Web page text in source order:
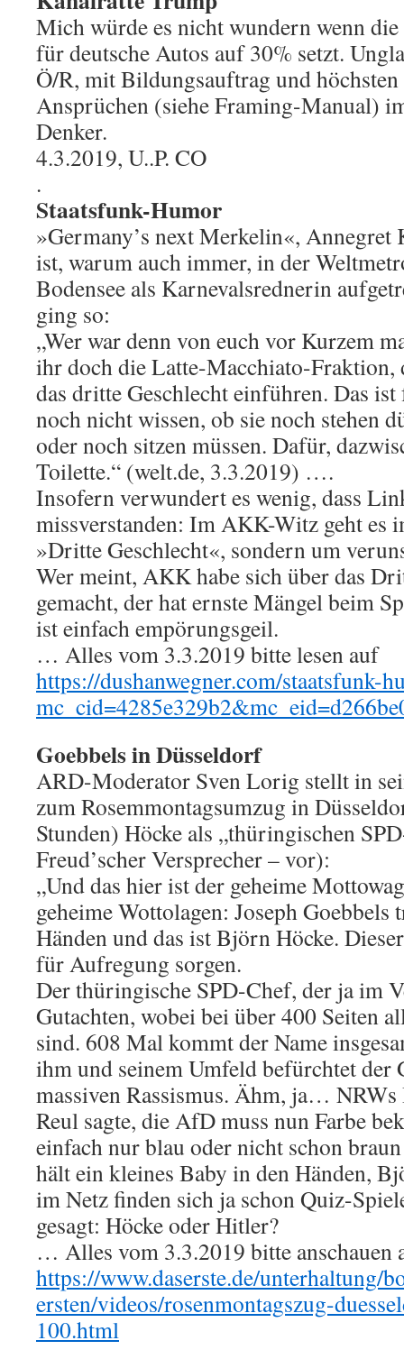
Mich würde es nicht wundern wenn
für deutsche Autos auf 30% setzt.
Ö/R, mit Bildungsauftrag und
Ansprüchen (siehe Framing-Manual)
Denker.
4.3.2019, U..P. CO
.
Staatsfunk-Humor
»Germany’s next Merkelin«,
ist, warum auch immer, in der
Bodensee als Karnevalsrednerin
ging so:
„Wer war denn von euch vor Kurzem
ihr doch die Latte-Macchiato-
das dritte Geschlecht einführen. Das
noch nicht wissen, ob sie noch stehen
oder noch sitzen müssen. Dafür,
Toilette.“ (welt.de, 3.3.2019) ….
Insofern verwundert es wenig, dass
missverstanden: Im AKK-Witz geht es
»Dritte Geschlecht«, sondern um
Wer meint, AKK habe sich über das
gemacht, der hat ernste Mängel beim
ist einfach empörungsgeil.
… Alles vom 3.3.2019 bitte lesen auf
https://dushanwegner.com/staatsfunk-
Goebbels in Düsseldorf
ARD-Moderator Sven Lorig stellt in
zum Rosemmontagsumzug in
Stunden) Höcke als „thüringischen
Freud’scher Versprecher – vor):
„Und das hier ist der geheime
geheime Wottolagen: Joseph Goebbels
Händen und das ist Björn Höcke.
für Aufregung sorgen.
Der thüringische SPD-Chef, der ja im
Gutachten, wobei bei über 400 Seiten
sind. 608 Mal kommt der Name
ihm und seinem Umfeld befürchtet der
massiven Rassismus. Ähm, ja…
Reul sagte, die AfD muss nun Farbe
einfach nur blau oder nicht schon
hält ein kleines Baby in den Händen,
im Netz finden sich ja schon Quiz-
gesagt: Höcke oder Hitler?
… Alles vom 3.3.2019 bitte anschauen
https://www.daserste.de/unterhaltung/
ersten/videos/rosenmontagszug-
100.html